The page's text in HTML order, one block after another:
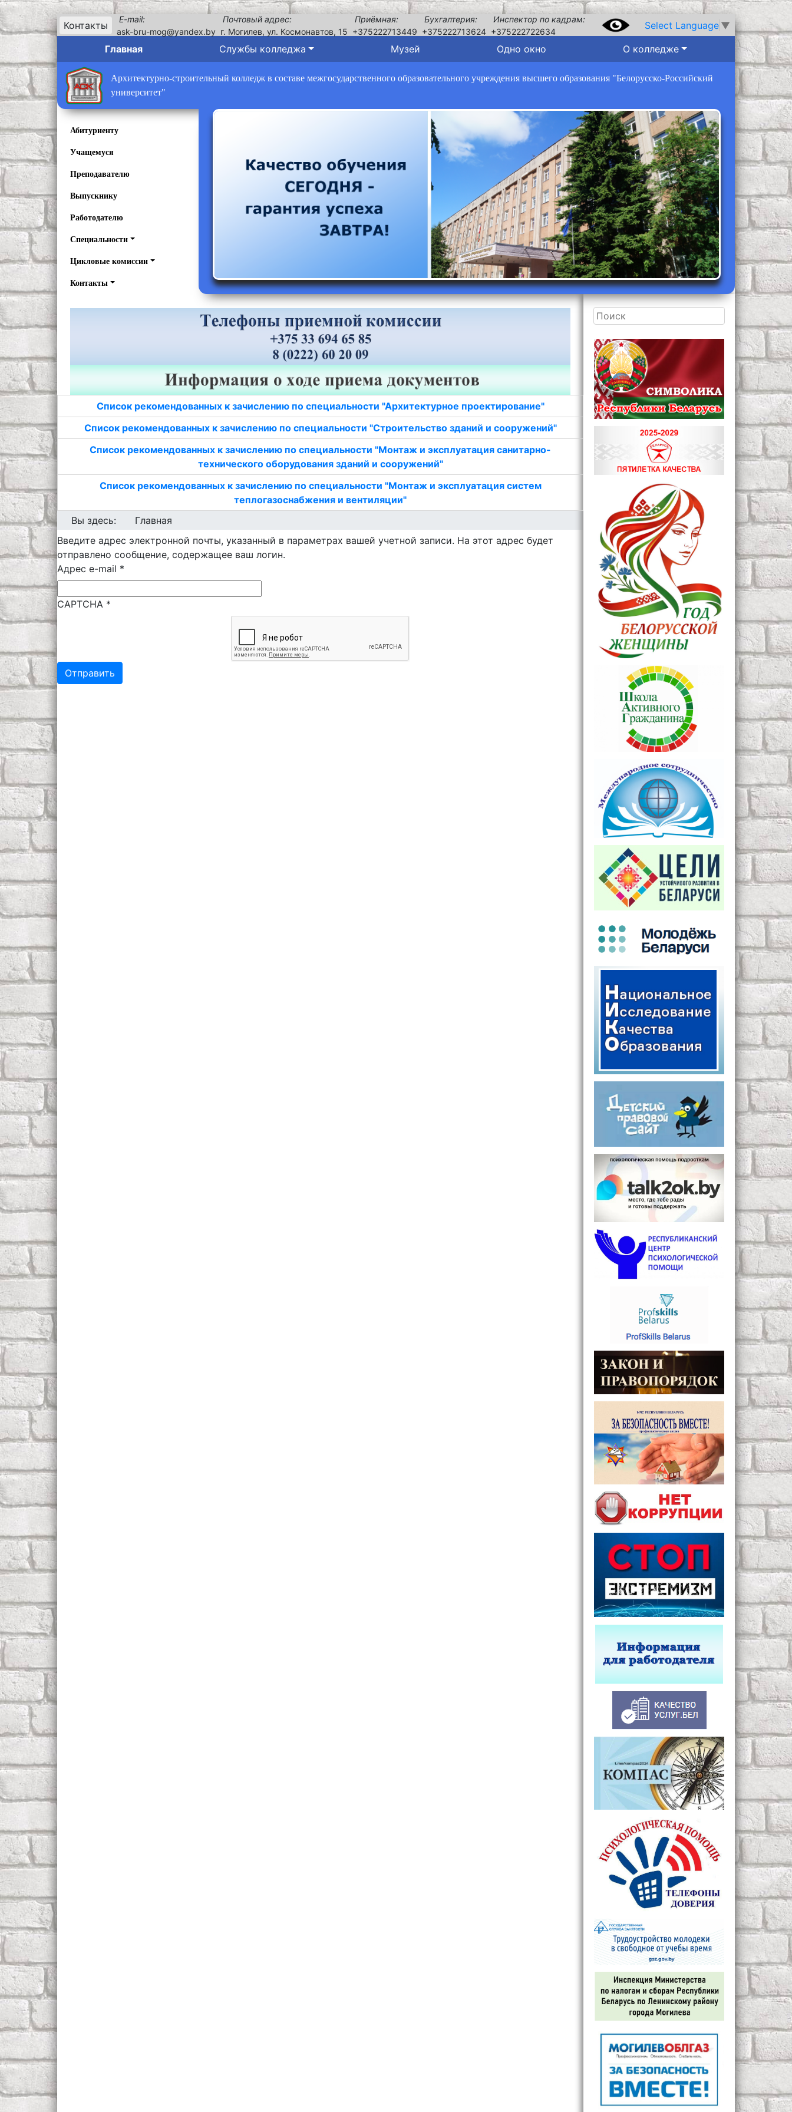
Контакты
E-mail:
ask-bru-mog@yandex.by
Почтовый адрес:
г. Могилев, ул. Космонавтов, 15
Приёмная:
+375222713449
Бухгалтерия:
+375222713624
Инспектор по кадрам:
+375222722634
Select Language ▼
Главная Службы колледжа Музей Одно окно О колледже
Архитектурно-строительный колледж в составе межгосударственного образовательного учреждения высшего образования "Белорусско-Российский
университет"
Абитуриенту
Учащемуся
Преподавателю
Выпускнику
Работодателю
Специальности
Цикловые комиссии
Контакты
Список рекомендованных к зачислению по специальности "Архитектурное проектирование"
Список рекомендованных к зачислению по специальности "Строительство зданий и сооружений"
Список рекомендованных к зачислению по специальности "Монтаж и эксплуатация санитарно-
технического оборудования зданий и сооружений"
Список рекомендованных к зачислению по специальности "Монтаж и эксплуатация систем
теплогазоснабжения и вентиляции"
Вы здесь:
Главная
Введите адрес электронной почты, указанный в параметрах вашей учетной записи. На этот адрес будет
отправлено сообщение, содержащее ваш логин.
Адрес e-mail *
CAPTCHA *
Отправить